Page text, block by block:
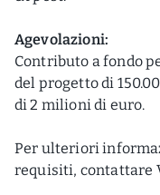
Agevolazioni:
Contributo a fondo
del progetto di
di 2 milioni di euro.
Per ulteriori
requisiti, contattare